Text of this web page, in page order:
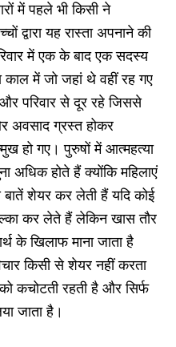
में पहले भी किसी ने
द्वारा यह रास्ता अपनाने की
में एक के बाद एक सदस्य
काल में जो जहां थे वहीं रह गए
परिवार से दूर रहे जिससे
अवसाद ग्रस्त होकर
हो गए। पुरुषों में आत्महत्या
अधिक होते हैं क्योंकि महिलाएं
शेयर कर लेती हैं यदि कोई
कर लेते हैं लेकिन खास तौर
के खिलाफ माना जाता है
किसी से शेयर नहीं करता
कचोटती रहती है और सिर्फ
जाता है।